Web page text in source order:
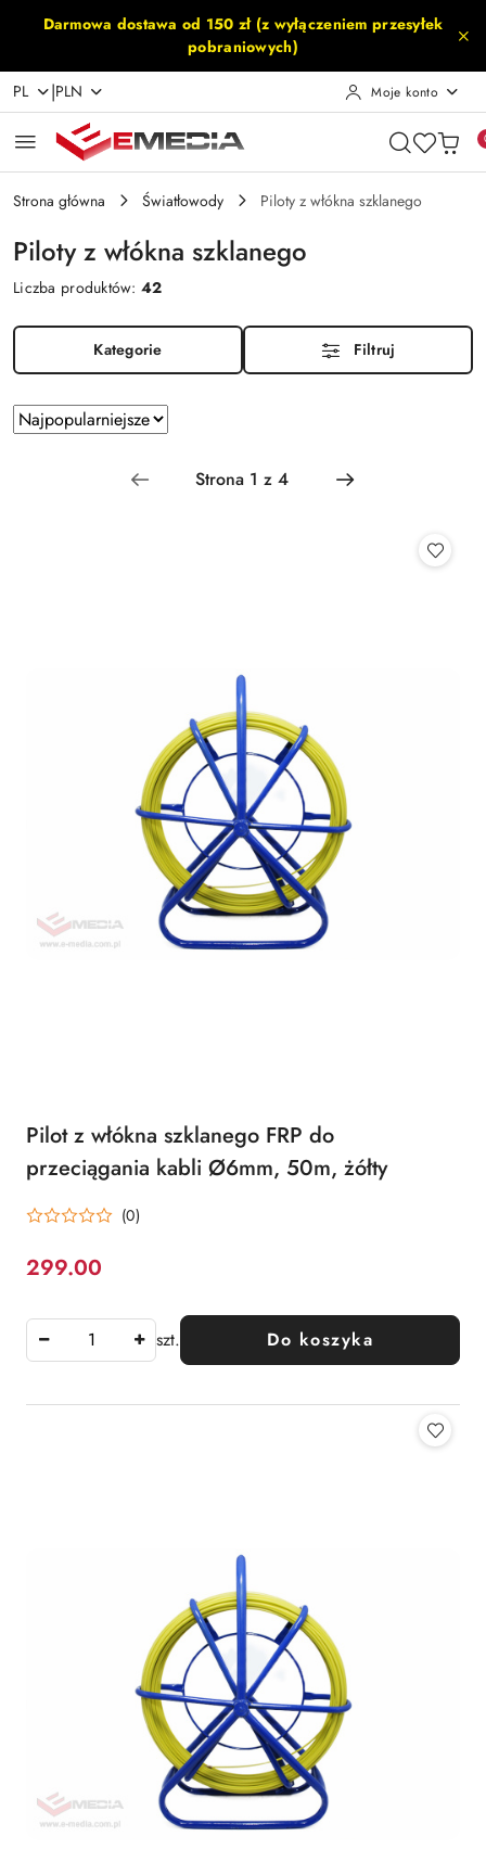
Przejdź do treści głównej
Przejdź do wyszukiwarki
Przejdź do moje konto
Przejdź do menu głównego
Przejdź do stopki
Darmowa dostawa od 150 zł (z wyłączeniem przesyłek
pobraniowych)
PL |PLN Moje konto
Strona główna Światłowody Piloty z włókna szklanego
Piloty z włókna szklanego
Liczba produktów:42
Kategorie Filtruj
Zastosowano
sortowanie:
Najpopularniejsze.
Sortuj
według
Pilot z włókna szklanego FRP do
przeciągania kabli Ø6mm, 50m, żółty
(0)
Cena:
299.00
szt. Do koszyka